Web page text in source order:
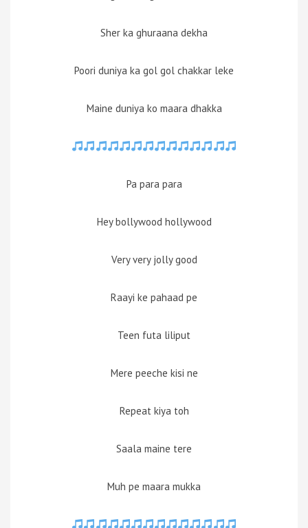
Sher ka ghuraana dekha
Poori duniya ka gol gol chakkar leke
Maine duniya ko maara dhakka
Pa para para
Hey bollywood hollywood
Very very jolly good
Raayi ke pahaad pe
Teen futa liliput
Mere peeche kisi ne
Repeat kiya toh
Saala maine tere
Muh pe maara mukka